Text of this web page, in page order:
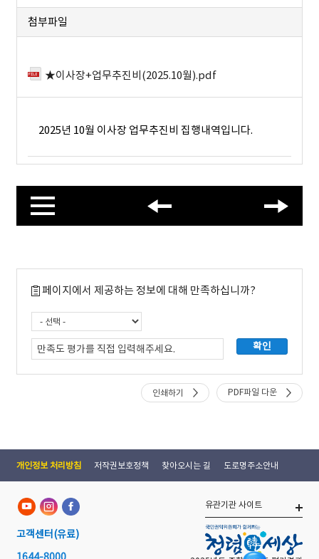
첨부파일
★이사장+업무추진비(2025.10월).pdf
2025년 10월 이사장 업무추진비 집행내역입니다.
페이지에서 제공하는 정보에 대해 만족하십니까?
PDF파일 다운
인쇄하기
개인정보 처리방침 저작권보호정책 찾아오시는 길 도로명주소안내
고객센터 (유료)
유관기관 사이트